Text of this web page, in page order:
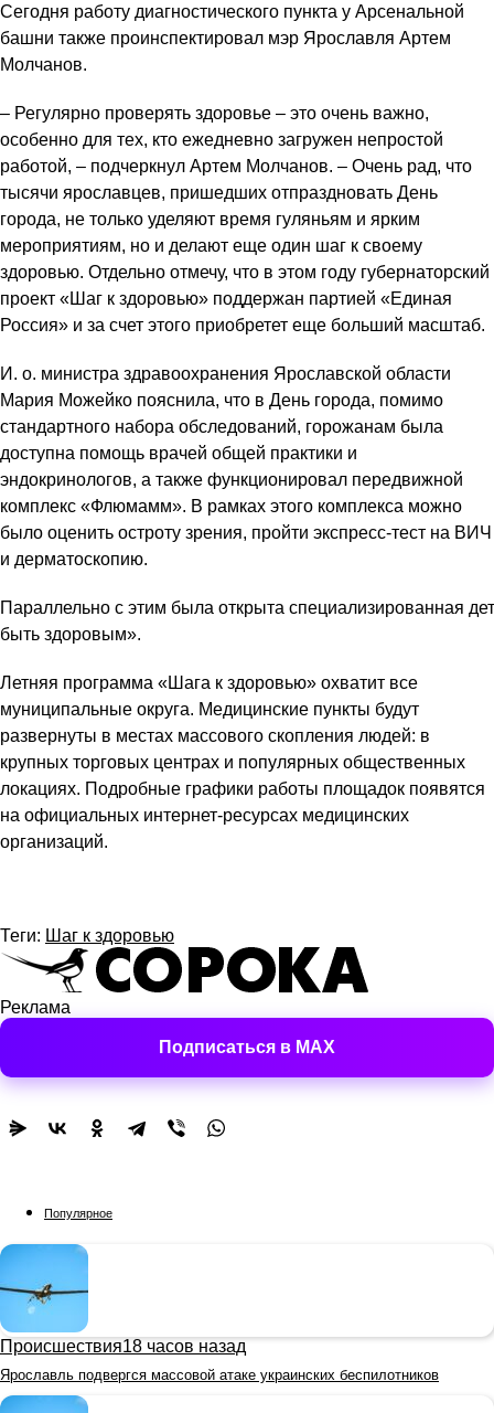
Сегодня работу диагностического пункта у Арсенальной
башни также проинспектировал мэр Ярославля Артем
Молчанов.
– Регулярно проверять здоровье – это очень важно,
особенно для тех, кто ежедневно загружен непростой
работой, – подчеркнул Артем Молчанов. – Очень рад, что
тысячи ярославцев, пришедших отпраздновать День
города, не только уделяют время гуляньям и ярким
мероприятиям, но и делают еще один шаг к своему
здоровью. Отдельно отмечу, что в этом году губернаторский
проект «Шаг к здоровью» поддержан партией «Единая
Россия» и за счет этого приобретет еще больший масштаб.
И. о. министра здравоохранения Ярославской области
Мария Можейко пояснила, что в День города, помимо
стандартного набора обследований, горожанам была
доступна помощь врачей общей практики и
эндокринологов, а также функционировал передвижной
комплекс «Флюмамм». В рамках этого комплекса можно
было оценить остроту зрения, пройти экспресс-тест на ВИЧ
и дерматоскопию.
Параллельно с этим была открыта специализированная
быть здоровым».
Летняя программа «Шага к здоровью» охватит все
муниципальные округа. Медицинские пункты будут
развернуты в местах массового скопления людей: в
крупных торговых центрах и популярных общественных
локациях. Подробные графики работы площадок появятся
на официальных интернет-ресурсах медицинских
организаций.
Теги: Шаг к здоровью
Реклама
Подписаться в MAX
Популярное
Происшествия18 часов назад
Ярославль подвергся массовой атаке украинских беспилотников